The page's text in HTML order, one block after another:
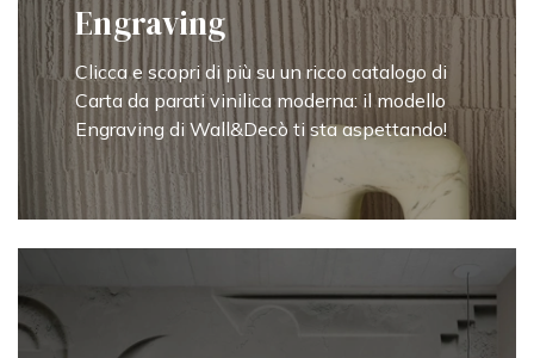
Engraving
Clicca e scopri di più su un ricco catalogo di
Carta da parati vinilica moderna: il modello
Engraving di Wall&Decò ti sta aspettando!